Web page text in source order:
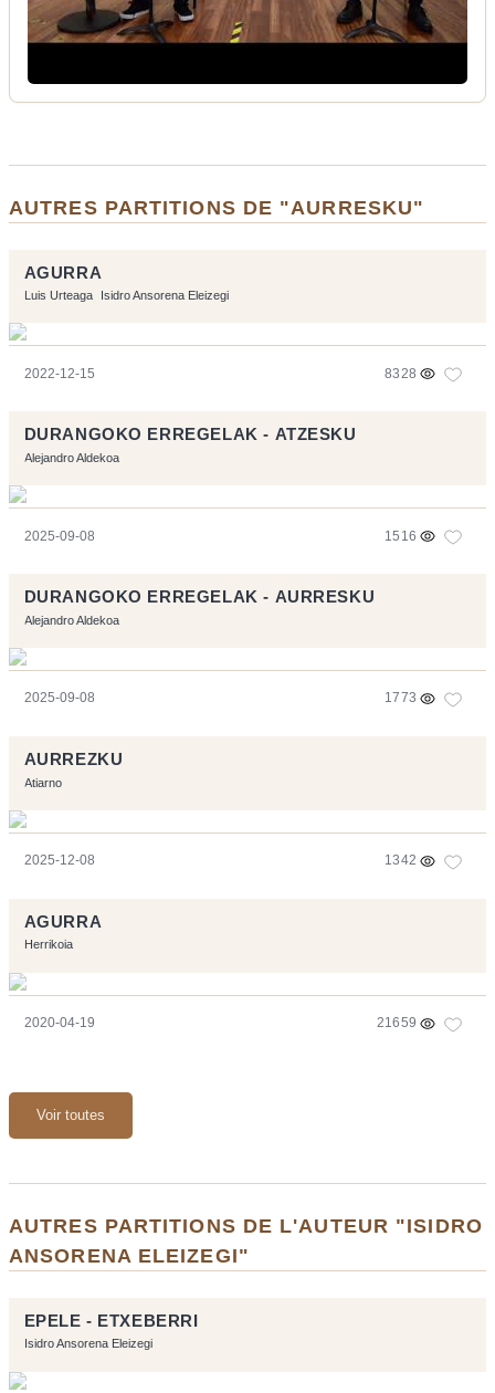
AUTRES PARTITIONS DE "AURRESKU"
AGURRA
Luis Urteaga Isidro Ansorena Eleizegi
2022-12-15 8328
DURANGOKO ERREGELAK - ATZESKU
Alejandro Aldekoa
2025-09-08 1516
DURANGOKO ERREGELAK - AURRESKU
Alejandro Aldekoa
2025-09-08 1773
AURREZKU
Atiarno
2025-12-08 1342
AGURRA
Herrikoia
2020-04-19 21659
Voir toutes
AUTRES PARTITIONS DE L'AUTEUR "ISIDRO
ANSORENA ELEIZEGI"
EPELE - ETXEBERRI
Isidro Ansorena Eleizegi